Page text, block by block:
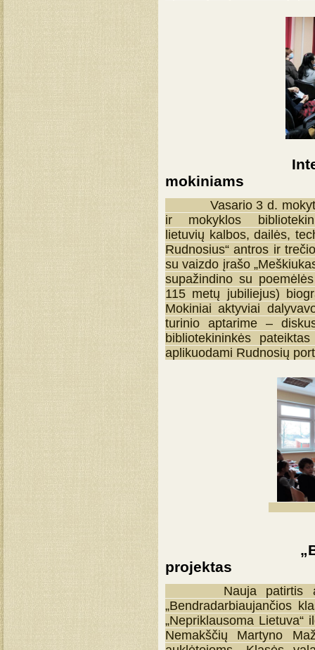
Integruota
mokiniams
Vasario 3 d.
ir mokyklos
lietuvių kalbos, dailės,
Rudnosius“ antros ir
su vaizdo įrašo
supažindino su
115 metų jubiliejus)
Mokiniai aktyviai
turinio aptarime –
bibliotekininkės
aplikuodami Rudnosių
projektas
Nauja patirtis
„Bendradarbiaujančios
„Nepriklausoma
Nemakščių Martyno